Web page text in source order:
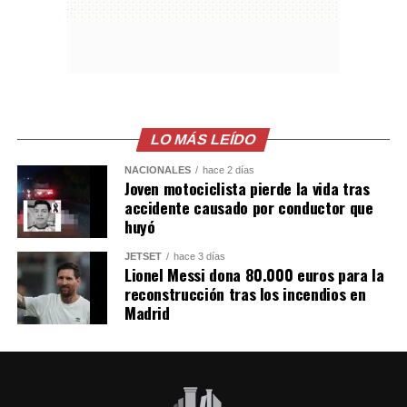
LO MÁS LEÍDO
NACIONALES hace 2 días
Joven motociclista pierde la vida tras
accidente causado por conductor que
huyó
JETSET hace 3 días
Lionel Messi dona 80.000 euros para la
reconstrucción tras los incendios en
Madrid